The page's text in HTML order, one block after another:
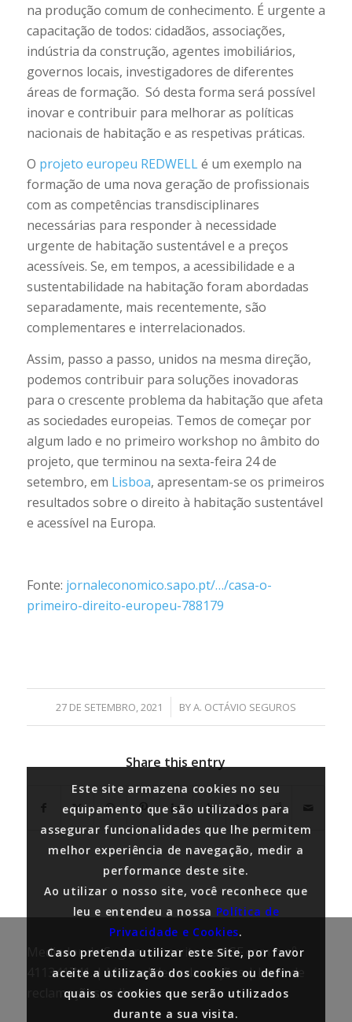
na produção comum de conhecimento. É urgente a
capacitação de todos: cidadãos, associações,
indústria da construção, agentes imobiliários,
governos locais, investigadores de diferentes
áreas de formação. Só desta forma será possível
inovar e contribuir para melhorar as políticas
nacionais de habitação e as respetivas práticas.
O projeto europeu REDWELLé um exemplo na
formação de uma nova geração de profissionais
com as competências transdisciplinares
necessárias para responder à necessidade
urgente de habitação sustentável e a preços
acessíveis. Se, em tempos, a acessibilidade e a
sustentabilidade na habitação foram abordadas
separadamente, mais recentemente, são
complementares e interrelacionados.
Assim, passo a passo, unidos na mesma direção,
podemos contribuir para soluções inovadoras
para o crescente problema da habitação que afeta
as sociedades europeias. Temos de começar por
algum lado e no primeiro workshop no âmbito do
projeto, que terminou na sexta-feira 24 de
setembro, em Lisboa, apresentam-se os primeiros
resultados sobre o direito à habitação sustentável
e acessível na Europa.
Fonte: jornaleconomico.sapo.pt/…/casa-o-
primeiro-direito-europeu-788179
27 DE SETEMBRO, 2021
/ BYA. OCTÁVIO SEGUROS
Share this entry
Mediador de Seguros inscrito na ASF com o nº
411341741. |Manual de reclamações| Livro de
reclamações online
Este site armazena cookies no seu
equipamento que são utilizados para
assegurar funcionalidades que lhe permitem
melhor experiência de navegação, medir a
performance deste site.
Ao utilizar o nosso site, você reconhece que
leu e entendeu a nossa Política de
Privacidade e Cookies.
Caso pretenda utilizar este Site, por favor
aceite a utilização dos cookies ou defina
quais os cookies que serão utilizados
durante a sua visita.